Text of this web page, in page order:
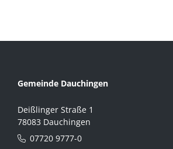
Gemeinde Dauchingen
Deißlinger Straße 1
78083 Dauchingen
07720 9777-0